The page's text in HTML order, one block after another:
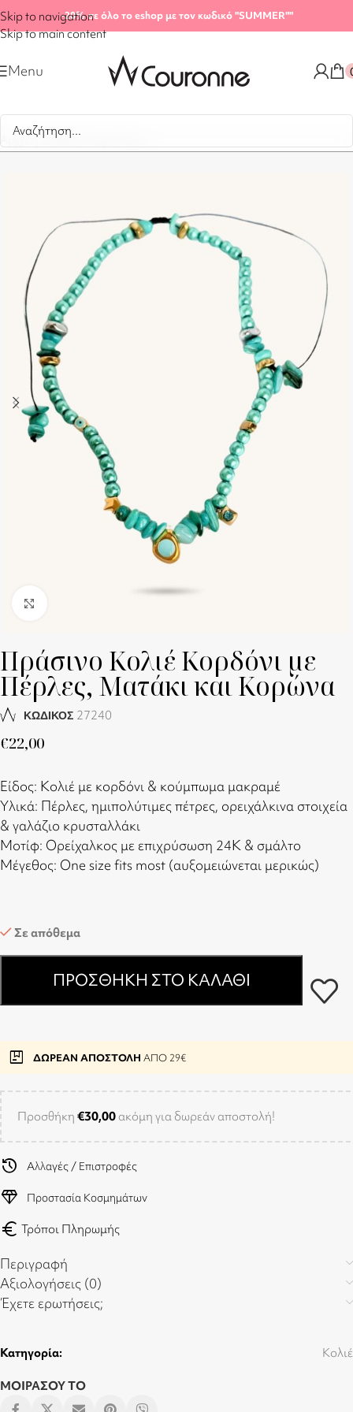
Skip to navigation
Skip to main content
-20%σε όλο το eshop με τον κωδικό "SUMMER""
Menu
Αρχική σελίδα
Πράσινο Κολιέ Κορδόνι με
Πέρλες, Ματάκι και Κορώνα
ΚΩΔΙΚΟΣ 27240
€22,00
Είδος: Κολιέ με κορδόνι & κούμπωμα μακραμέ
Υλικά: Πέρλες, ημιπολύτιμες πέτρες, ορειχάλκινα στοιχεία
& γαλάζιο κρυσταλλάκι
Μοτίφ: Ορείχαλκος με επιχρύσωση 24Κ & σμάλτο
Μέγεθος: One size fits most (αυξομειώνεται μερικώς)
Σε απόθεμα
ΠΡΟΣΘΉΚΗ ΣΤΟ ΚΑΛΆΘΙ
package ΔΩΡΕΑΝ ΑΠΟΣΤΟΛΗ ΑΠΟ 29€
Προσθήκη €30,00 ακόμη για δωρεάν αποστολή!
history Αλλαγές / Επιστροφές
diamond Προστασία Κοσμημάτων
euro Τρόποι Πληρωμής
Περιγραφή
Αξιολογήσεις (0)
Έχετε ερωτήσεις;
Κατηγορία: Κολιέ
ΜΟΙΡΑΣΟΥ ΤΟ